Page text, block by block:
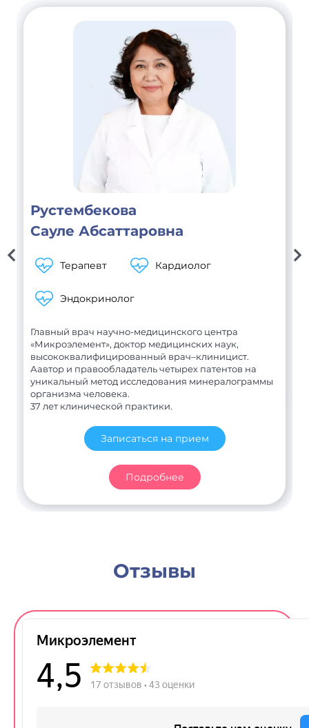
Рустембекова
Сауле Абсаттаровна
Терапевт Кардиолог
Эндокринолог
Главный врач научно-медицинского центра
«Микроэлемент», доктор медицинских наук,
высококвалифицированный врач–клиницист.
Аавтор и правообладатель четырех патентов на
уникальный метод исследования минералограммы
организма человека.
37 лет клинической практики.
Записаться на прием
Подробнее
Отзывы